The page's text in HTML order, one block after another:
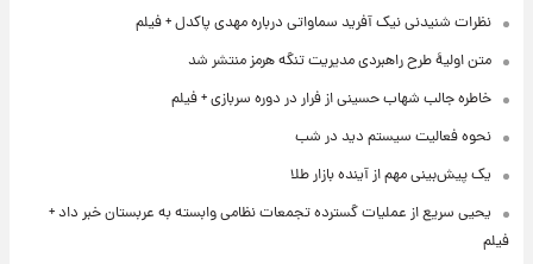
نظرات شنیدنی نیک آفرید سماواتی درباره مهدی پاکدل + فیلم
متن اولیۀ طرح راهبردی مدیریت تنگه هرمز منتشر شد
خاطره جالب شهاب حسینی از فرار در دوره سربازی + فیلم
نحوه فعالیت سیستم دید در شب
یک پیش‌بینی مهم از آینده بازار طلا
یحیی سریع از عملیات گسترده تجمعات نظامی وابسته به عربستان خبر داد +
فیلم